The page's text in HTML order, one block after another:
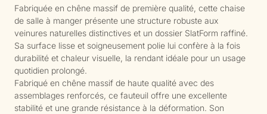
Fabriquée en chêne massif de première qualité, cette chaise
de salle à manger présente une structure robuste aux
veinures naturelles distinctives et un dossier SlatForm raffiné.
Sa surface lisse et soigneusement polie lui confère à la fois
durabilité et chaleur visuelle, la rendant idéale pour un usage
quotidien prolongé.
Fabriqué en chêne massif de haute qualité avec des
assemblages renforcés, ce fauteuil offre une excellente
stabilité et une grande résistance à la déformation. Son